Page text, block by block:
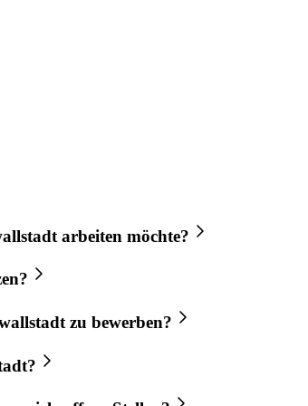
arbeiten möchte?
zu bewerben?
?